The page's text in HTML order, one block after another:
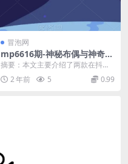
冒泡网
mp6616期-神秘布偶与神奇特
效双剑合璧，轻松涨粉5000+
摘要：本文主要介绍了两款在抖音
上快速涨粉的秘密武器——猪头特
效和布偶玩具。作者详...
2 年前 5 0.99